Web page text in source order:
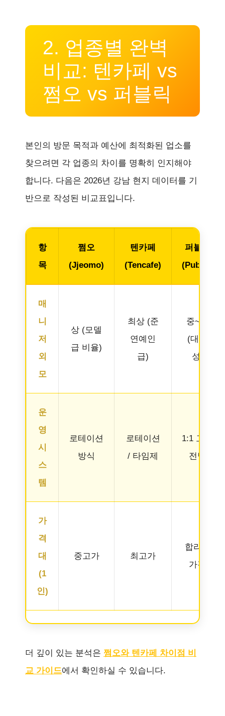
2. 업종별 완벽
비교: 텐카페 vs
쩜오 vs 퍼블릭
본인의 방문 목적과 예산에 최적화된 업소를
찾으려면 각 업종의 차이를 명확히 인지해야
합니다. 다음은 2026년 강남 현지 데이터를 기
반으로 작성된 비교표입니다.
항
목
쩜오
(Jjeomo)
텐카페
(Tencafe)
퍼블릭
(Public)
매
니
저
외
모
상 (모델
급 비율)
최상 (준
연예인
급)
중~상
(대중
성)
운
영
시
스
템
로테이션
방식
로테이션
/ 타임제
1:1 고정
전담
가
격
대
(1
인)
중고가 최고가
합리적
가격
더 깊이 있는 분석은 쩜오와 텐카페 차이점 비
교 가이드에서 확인하실 수 있습니다.